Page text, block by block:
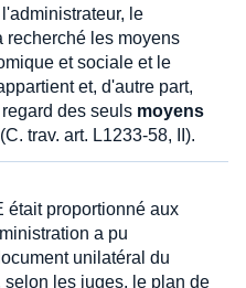
le
recherché les moyens
et sociale et le
et, d'autre part,
des seuls moyens
(C. trav. art. L1233-58, II).
était proportionné aux
a pu
unilatéral du
selon les juges, le plan de